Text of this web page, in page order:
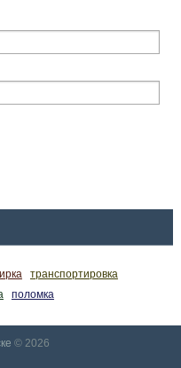
транспортировка
поломка
© 2026